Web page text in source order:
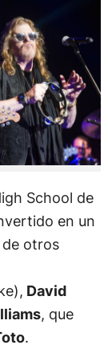
School de
en un
de otros
David
, que
.